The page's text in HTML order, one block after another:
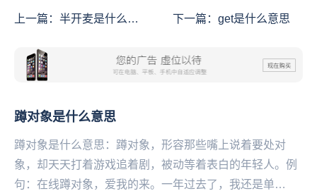
上一篇： 半开麦是什么意
下一篇：get是什么意思
蹲对象是什么意思
蹲对象是什么意思：蹲对象，形容那些嘴上说着要处对
象，却天天打着游戏追着剧，被动等着表白的年轻人。例
句：在线蹲对象，爱我的来。一年过去了，我还是单